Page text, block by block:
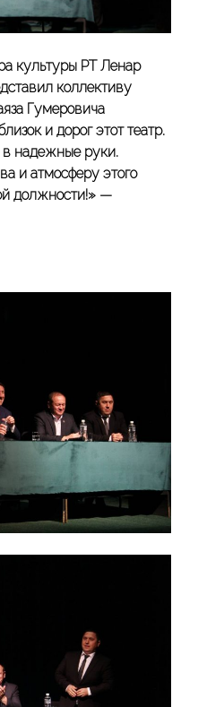
культуры РТ Ленар
коллективу
Гумеровича
и дорог этот театр.
в надежные руки.
и атмосферу этого
должности!» —